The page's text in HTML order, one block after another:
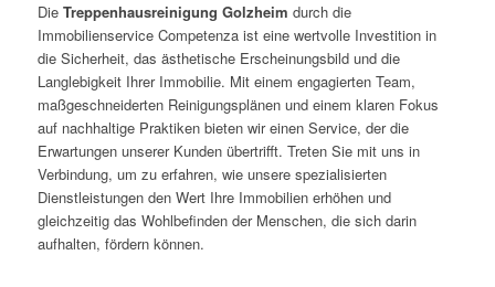
Die Treppenhausreinigung Golzheim durch die
Immobilienservice Competenza ist eine wertvolle Investition in
die Sicherheit, das ästhetische Erscheinungsbild und die
Langlebigkeit Ihrer Immobilie. Mit einem engagierten Team,
maßgeschneiderten Reinigungsplänen und einem klaren Fokus
auf nachhaltige Praktiken bieten wir einen Service, der die
Erwartungen unserer Kunden übertrifft. Treten Sie mit uns in
Verbindung, um zu erfahren, wie unsere spezialisierten
Dienstleistungen den Wert Ihre Immobilien erhöhen und
gleichzeitig das Wohlbefinden der Menschen, die sich darin
aufhalten, fördern können.